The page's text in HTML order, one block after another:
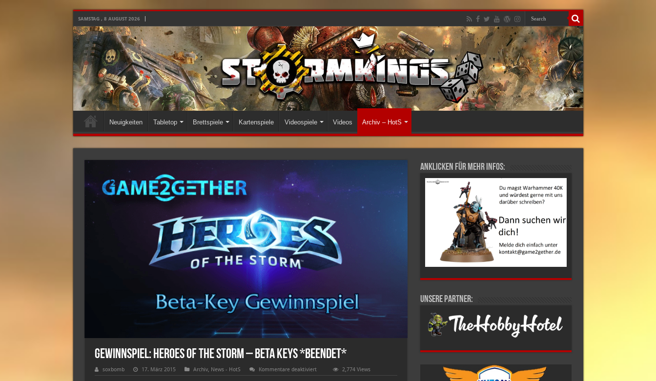
SAMSTAG , 8 AUGUST 2026
Neuigkeiten Tabletop Brettspiele Kartenspiele Videospiele Videos Archiv – HotS
Gewinnspiel: Heroes of the Storm – Beta Keys *Beendet*
soxbomb 17. März 2015 Archiv, News - HotS Kommentare deaktiviertfür
Gewinnspiel:
2,774 Views
Anklicken für mehr Infos:
Unsere Partner: